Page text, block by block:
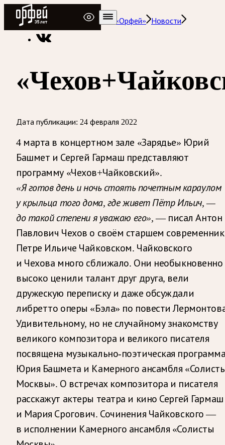
Радио Орфей
Радио классической музыки «Орфей»
Новости
Дата публикации: 24 февраля 2022
4 марта в концертном зале «Зарядье» Юрий
Башмет и Сергей Гармаш представляют
программу «Чехов+Чайковский».
«Я готов день и ночь стоять почетным караулом
у крыльца того дома, где живет Пётр Ильич, —
до такой степени я уважаю его»,— писал Антон
Павлович Чехов о своём старшем
Петре Ильиче Чайковском. Чайковского
и Чехова много сближало. Они необыкновенно
высоко ценили талант друг друга, вели
дружескую переписку и даже обсуждали
либретто оперы «Бэла» по повести
Удивительному, но не случайному знакомству
великого композитора и великого писателя
посвящена музыкально-поэтическая
Юрия Башмета и Камерного ансамбля
Москвы». О встречах композитора и писателя
расскажут актеры театра и кино Сергей Гармаш
и Мария Срогович. Сочинения Чайковского —
в исполнении Камерного ансамбля «Солисты